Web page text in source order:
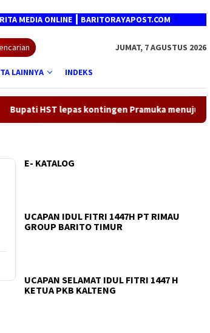
ONLINE ┃ BARITORAYAPOST.COM
JUMAT, 7 AGUSTUS 2026
LAINNYA INDEKS
lepas kontingen Pramuka menuju Jambore
E- KATALOG
UCAPAN IDUL FITRI 1447H PT RIMAU
GROUP BARITO TIMUR
UCAPAN SELAMAT IDUL FITRI 1447 H
KETUA PKB KALTENG